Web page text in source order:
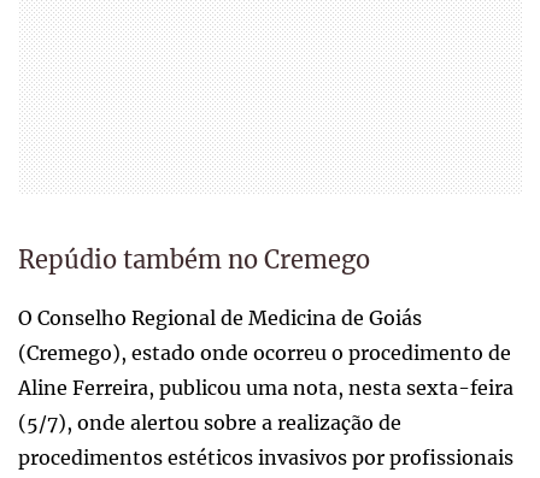
Repúdio também no Cremego
O Conselho Regional de Medicina de Goiás
(Cremego), estado onde ocorreu o procedimento de
Aline Ferreira, publicou uma nota, nesta sexta-feira
(5/7), onde alertou sobre a realização de
procedimentos estéticos invasivos por profissionais